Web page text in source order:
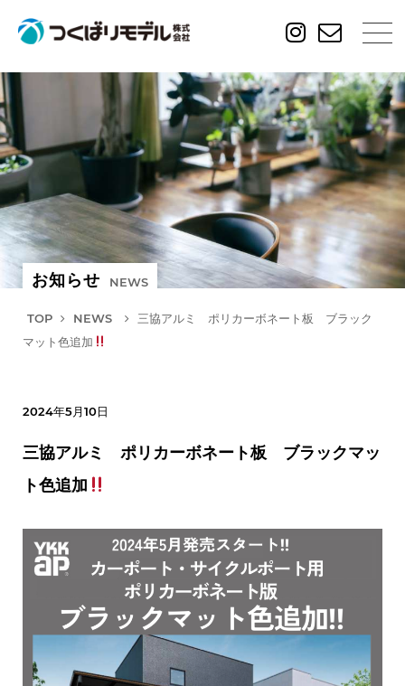
お知らせ NEWS
TOP NEWS
三協アルミ ポリカーボネート板 ブラック
マット色追加
2024年5月10日
三協アルミ ポリカーボネート板 ブラックマッ
ト色追加